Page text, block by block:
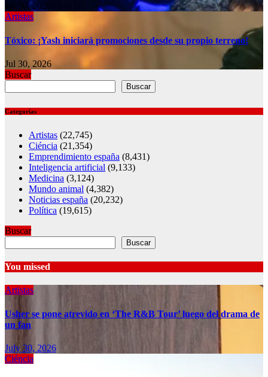
Jul 30, 2026
Artistas
Tóxico: ¡Yash iniciará promociones desde su propio terreno!
Jul 30, 2026
Buscar
Buscar
Categorías
Artistas (22,745)
Ciéncia (21,354)
Emprendimiento españa (8,431)
Inteligencia artificial (9,133)
Medicina (3,124)
Mundo animal (4,382)
Noticias españa (20,232)
Política (19,615)
Buscar
Buscar
You missed
Artistas
Usher se pone atrevido en ‘The R&B Tour’ luego del drama de
un fan
July 30, 2026
Ciéncia